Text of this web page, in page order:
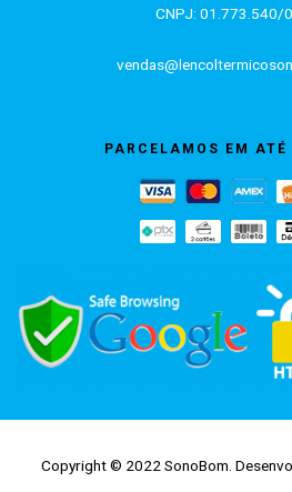
CNPJ: 01.773.540/
PARCELAMOS EM
Copyright © 2022 SonoBom.